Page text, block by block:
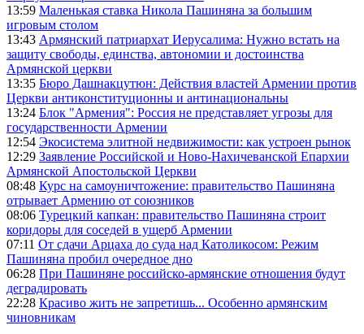
13:59 Маленькая ставка Никола Пашиняна за большим
игровым столом
13:43 Армянский патриархат Иерусалима: Нужно встать на
защиту свободы, единства, автономии и достоинства
Армянской церкви
13:35 Бюро Дашнакцутюн: Действия властей Армении против
Церкви антиконституционны и антинациональны
13:24 Блок "Армения": Россия не представляет угрозы для
государственности Армении
12:54 Экосистема элитной недвижимости: как устроен рынок
12:29 Заявление Российской и Ново-Нахичеванской Епархии
Армянской Апостольской Церкви
08:48 Курс на самоуничтожение: правительство Пашиняна
отрывает Армению от союзников
08:06 Турецкий капкан: правительство Пашиняна строит
коридоры для соседей в ущерб Армении
07:11 От сдачи Арцаха до суда над Католикосом: Режим
Пашиняна пробил очередное дно
06:28 При Пашиняне российско-армянские отношения будут
деградировать
22:28 Красиво жить не запретишь... Особенно армянским
чиновникам